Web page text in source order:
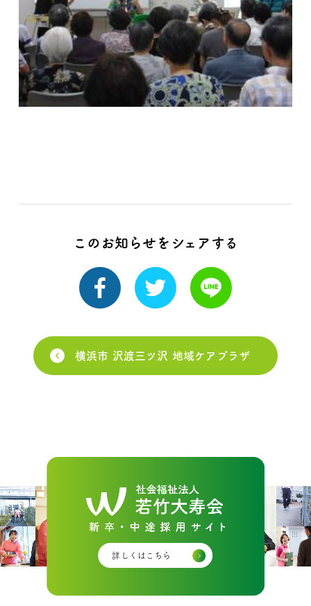
このお知らせをシェアする
横浜市 沢渡三ツ沢 地域ケアプラザ
詳しくはこちら